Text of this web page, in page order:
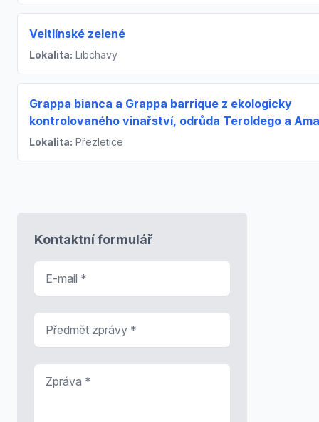
Veltlínské zelené
Lokalita: Libchavy
Grappa bianca a Grappa barrique z ekologicky
kontrolovaného vinařství, odrůda Teroldego a
Lokalita: Přezletice
Kontaktní formulář